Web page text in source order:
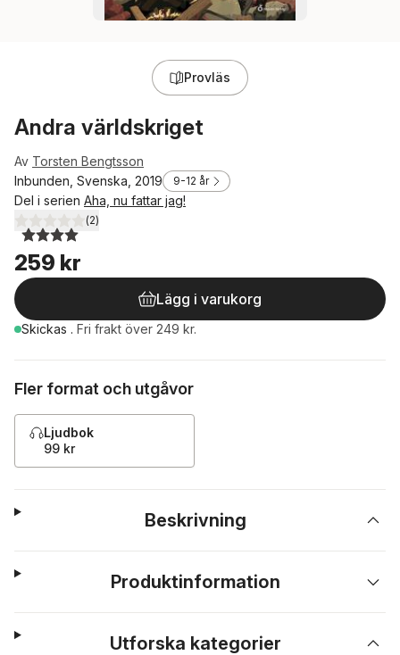
Provläs
Andra världskriget
Av Torsten Bengtsson
Inbunden, Svenska, 2019
9-12 år
Del i serien Aha, nu fattar jag!
4,0utav 5 stjärnor. Totalt antal röster:
(2)
259 kr
Lägg i varukorg
Skickas . Fri frakt över 249 kr.
Fler format och utgåvor
Ljudbok
99 kr
Beskrivning
Produktinformation
Utforska kategorier